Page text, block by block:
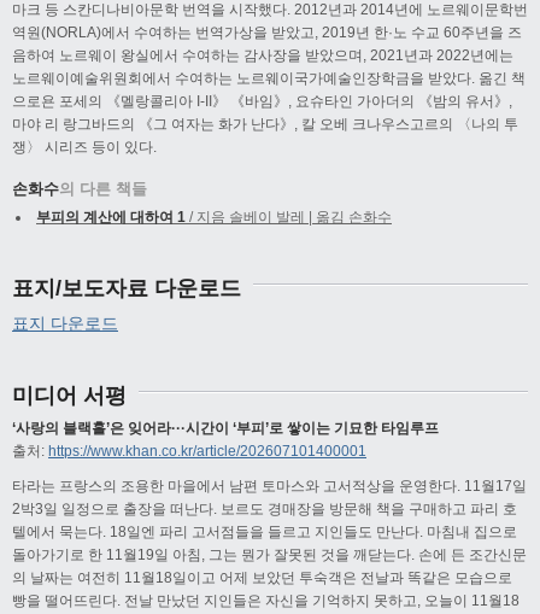
마크 등 스칸디나비아문학 번역을 시작했다. 2012년과 2014년에 노르웨이문학번
역원(NORLA)에서 수여하는 번역가상을 받았고, 2019년 한·노 수교 60주년을 즈
음하여 노르웨이 왕실에서 수여하는 감사장을 받았으며, 2021년과 2022년에는
노르웨이예술위원회에서 수여하는 노르웨이국가예술인장학금을 받았다. 옮긴 책
으로욘 포세의 《멜랑콜리아 I-II》 《바임》, 요슈타인 가아더의 《밤의 유서》,
마야 리 랑그바드의 《그 여자는 화가 난다》, 칼 오베 크나우스고르의 〈나의 투
쟁〉 시리즈 등이 있다.
손화수의 다른 책들
부피의 계산에 대하여 1 / 지음 솔베이 발레 | 옮김 손화수
표지/보도자료 다운로드
표지 다운로드
미디어 서평
‘사랑의 블랙홀’은 잊어라···시간이 ‘부피’로 쌓이는 기묘한 타임루프
출처: https://www.khan.co.kr/article/202607101400001
타라는 프랑스의 조용한 마을에서 남편 토마스와 고서적상을 운영한다. 11월17일
2박3일 일정으로 출장을 떠난다. 보르도 경매장을 방문해 책을 구매하고 파리 호
텔에서 묵는다. 18일엔 파리 고서점들을 들르고 지인들도 만난다. 마침내 집으로
돌아가기로 한 11월19일 아침, 그는 뭔가 잘못된 것을 깨닫는다. 손에 든 조간신문
의 날짜는 여전히 11월18일이고 어제 보았던 투숙객은 전날과 똑같은 모습으로
빵을 떨어뜨린다. 전날 만났던 지인들은 자신을 기억하지 못하고, 오늘이 11월18